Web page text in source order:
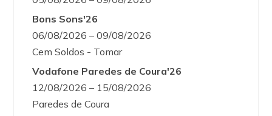
Bons Sons'26
06/08/2026 – 09/08/2026
Cem Soldos - Tomar
Vodafone Paredes de Coura'26
12/08/2026 – 15/08/2026
Paredes de Coura